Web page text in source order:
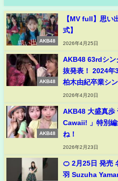
AKB48
【MV full】思い
式】
2026年4月25日
AKB48
AKB48 63rdシン
抜発表！ 2024年
柏木由紀卒業シン
2026年4月20日
AKB48
AKB48 大盛真歩
Cawaii! 」特別
ね！
2026年2月23日
🍊 2月25日 発売
羽 Suzuha